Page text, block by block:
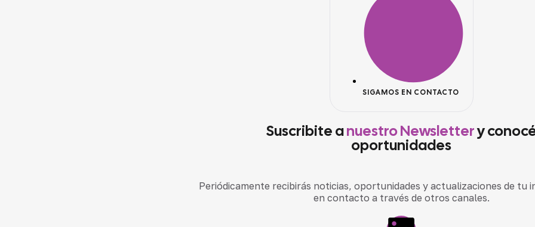
SIGAMOS EN CONTACTO
Suscribite anuestro Newslettery
oportunidades
Periódicamente recibirás noticias, oportunidades y actualizaciones de tu
en contacto a través de otros canales.